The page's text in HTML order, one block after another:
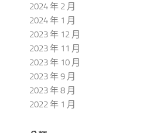
2024 年 2 月
2024 年 1 月
2023 年 12 月
2023 年 11 月
2023 年 10 月
2023 年 9 月
2023 年 8 月
2022 年 1 月